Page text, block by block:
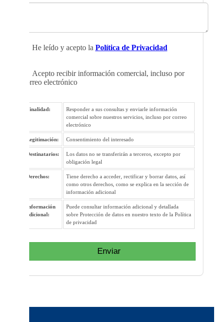
He leído y acepto la Política de Privacidad
Acepto recibir información comercial, incluso por
correo electrónico
Finalidad:
Responder a sus consultas y enviarle información
comercial sobre nuestros servicios, incluso por correo
electrónico
Legitimación: Consentimiento del interesado
Destinatarios:
Los datos no se transferirán a terceros, excepto por
obligación legal
Derechos:
Tiene derecho a acceder, rectificar y borrar datos, así
como otros derechos, como se explica en la sección de
información adicional
Información
adicional:
Puede consultar información adicional y detallada
sobre Protección de datos en nuestro texto de la Política
de privacidad
Enviar